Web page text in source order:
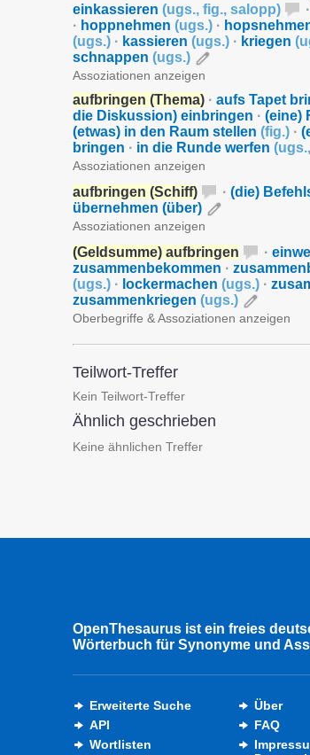
einkassieren (ugs., fig., salopp) ·
· hoppnehmen (ugs.) ·
(ugs.) · kassieren (ugs.) · kriegen (
schnappen (ugs.)
Assoziationen anzeigen
aufbringen (Thema) · aufs Tapet
die Diskussion) einbringen · (eine)
(etwas) in den Raum stellen (fig.) ·
bringen · in die Runde werfen (ugs.,
Assoziationen anzeigen
aufbringen (Schiff) · (die)
übernehmen (über)
Assoziationen anzeigen
(Geldsumme) aufbringen ·
zusammenbekommen ·
(ugs.) · lockermachen (ugs.) ·
zusammenkriegen (ugs.)
Oberbegriffe & Assoziationen anzeigen
Teilwort-Treffer
Kein Teilwort-Treffer
Ähnlich geschrieben
Keine ähnlichen Treffer
OpenThesaurus ist ein freies
Wörterbuch für Synonyme und
Erweiterte Suche
API
Wortlisten
Über
FAQ